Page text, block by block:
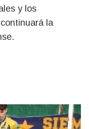
y los
la